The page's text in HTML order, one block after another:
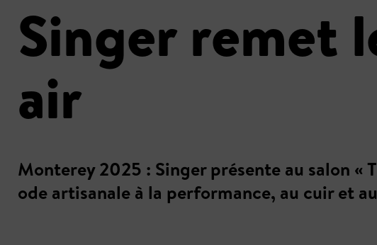
Singer remet
air
Monterey 2025 : Singer présente au salon «
ode artisanale à la performance, au cuir et